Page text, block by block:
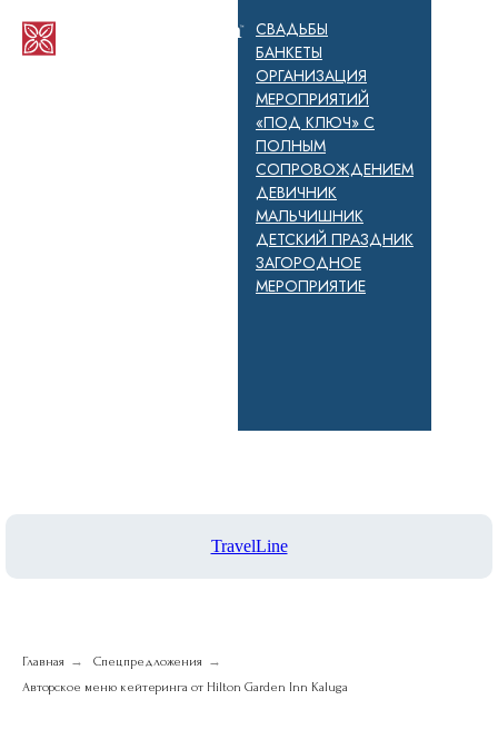
СВАДЬБЫ
БАНКЕТЫ
ОРГАНИЗАЦИЯ
МЕРОПРИЯТИЙ
«ПОД КЛЮЧ» С
ПОЛНЫМ
СОПРОВОЖДЕНИЕМ
ДЕВИЧНИК
МАЛЬЧИШНИК
ДЕТСКИЙ ПРАЗДНИК
ЗАГОРОДНОЕ
МЕРОПРИЯТИЕ
TravelLine
Главная → Спецпредложения →
Авторское меню кейтеринга от Hilton Garden Inn Kaluga